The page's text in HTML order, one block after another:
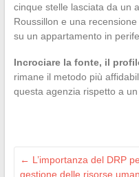
cinque stelle lasciata da un
Roussillon e una
su un appartamento in
Incrociare la fonte, il
rimane il metodo più
questa agenzia rispetto a
← L’importanza del DRP
gestione delle risorse